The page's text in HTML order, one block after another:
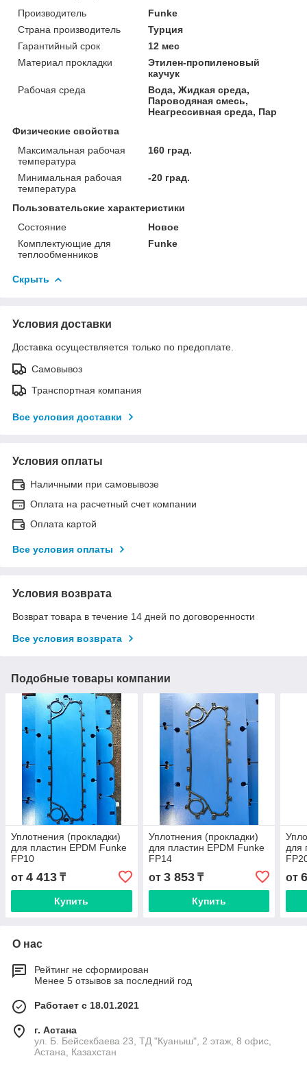
Производитель
Funke
Страна производитель
Турция
Гарантийный срок
12 мес
Материал прокладки
Этилен-пропиленовый
каучук
Рабочая среда
Вода, Жидкая среда,
Пароводяная смесь,
Неагрессивная среда, Пар
Физические свойства
Максимальная рабочая
температура
160 град.
Минимальная рабочая
температура
-20 град.
Пользовательские характеристики
Состояние
Новое
Комплектующие для
теплообменников
Funke
Скрыть
Условия доставки
Доставка осуществляется только по предоплате.
Самовывоз
Транспортная компания
Все условия доставки
Условия оплаты
Наличными при самовывозе
Оплата на расчетный счет компании
Оплата картой
Все условия оплаты
Условия возврата
Возврат товара в течение 14 дней по договоренности
Все условия возврата
Подобные товары компании
Уплотнения (прокладки)
для пластин EPDM Funke
FP10
от 4 413 ₸
Купить
Уплотнения (прокладки)
для пластин EPDM Funke
FP14
от 3 853₸
Купить
для
от
О нас
Рейтинг не сформирован
Менее 5 отзывов за последний год
Работает с 18.01.2021
г. Астана
ул. Б. Бейсекбаева 23, ТД "Куаныш", 2 этаж, 8 офис,
Астана, Казахстан